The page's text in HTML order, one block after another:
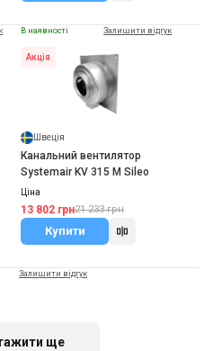
В наявності Залишити відгук
Акція
Швеція
Канальний вентилятор
Systemair KV 315 M Sileo
Ціна
13 802 грн21 233 грн
Купити
Залишити відгук
ще